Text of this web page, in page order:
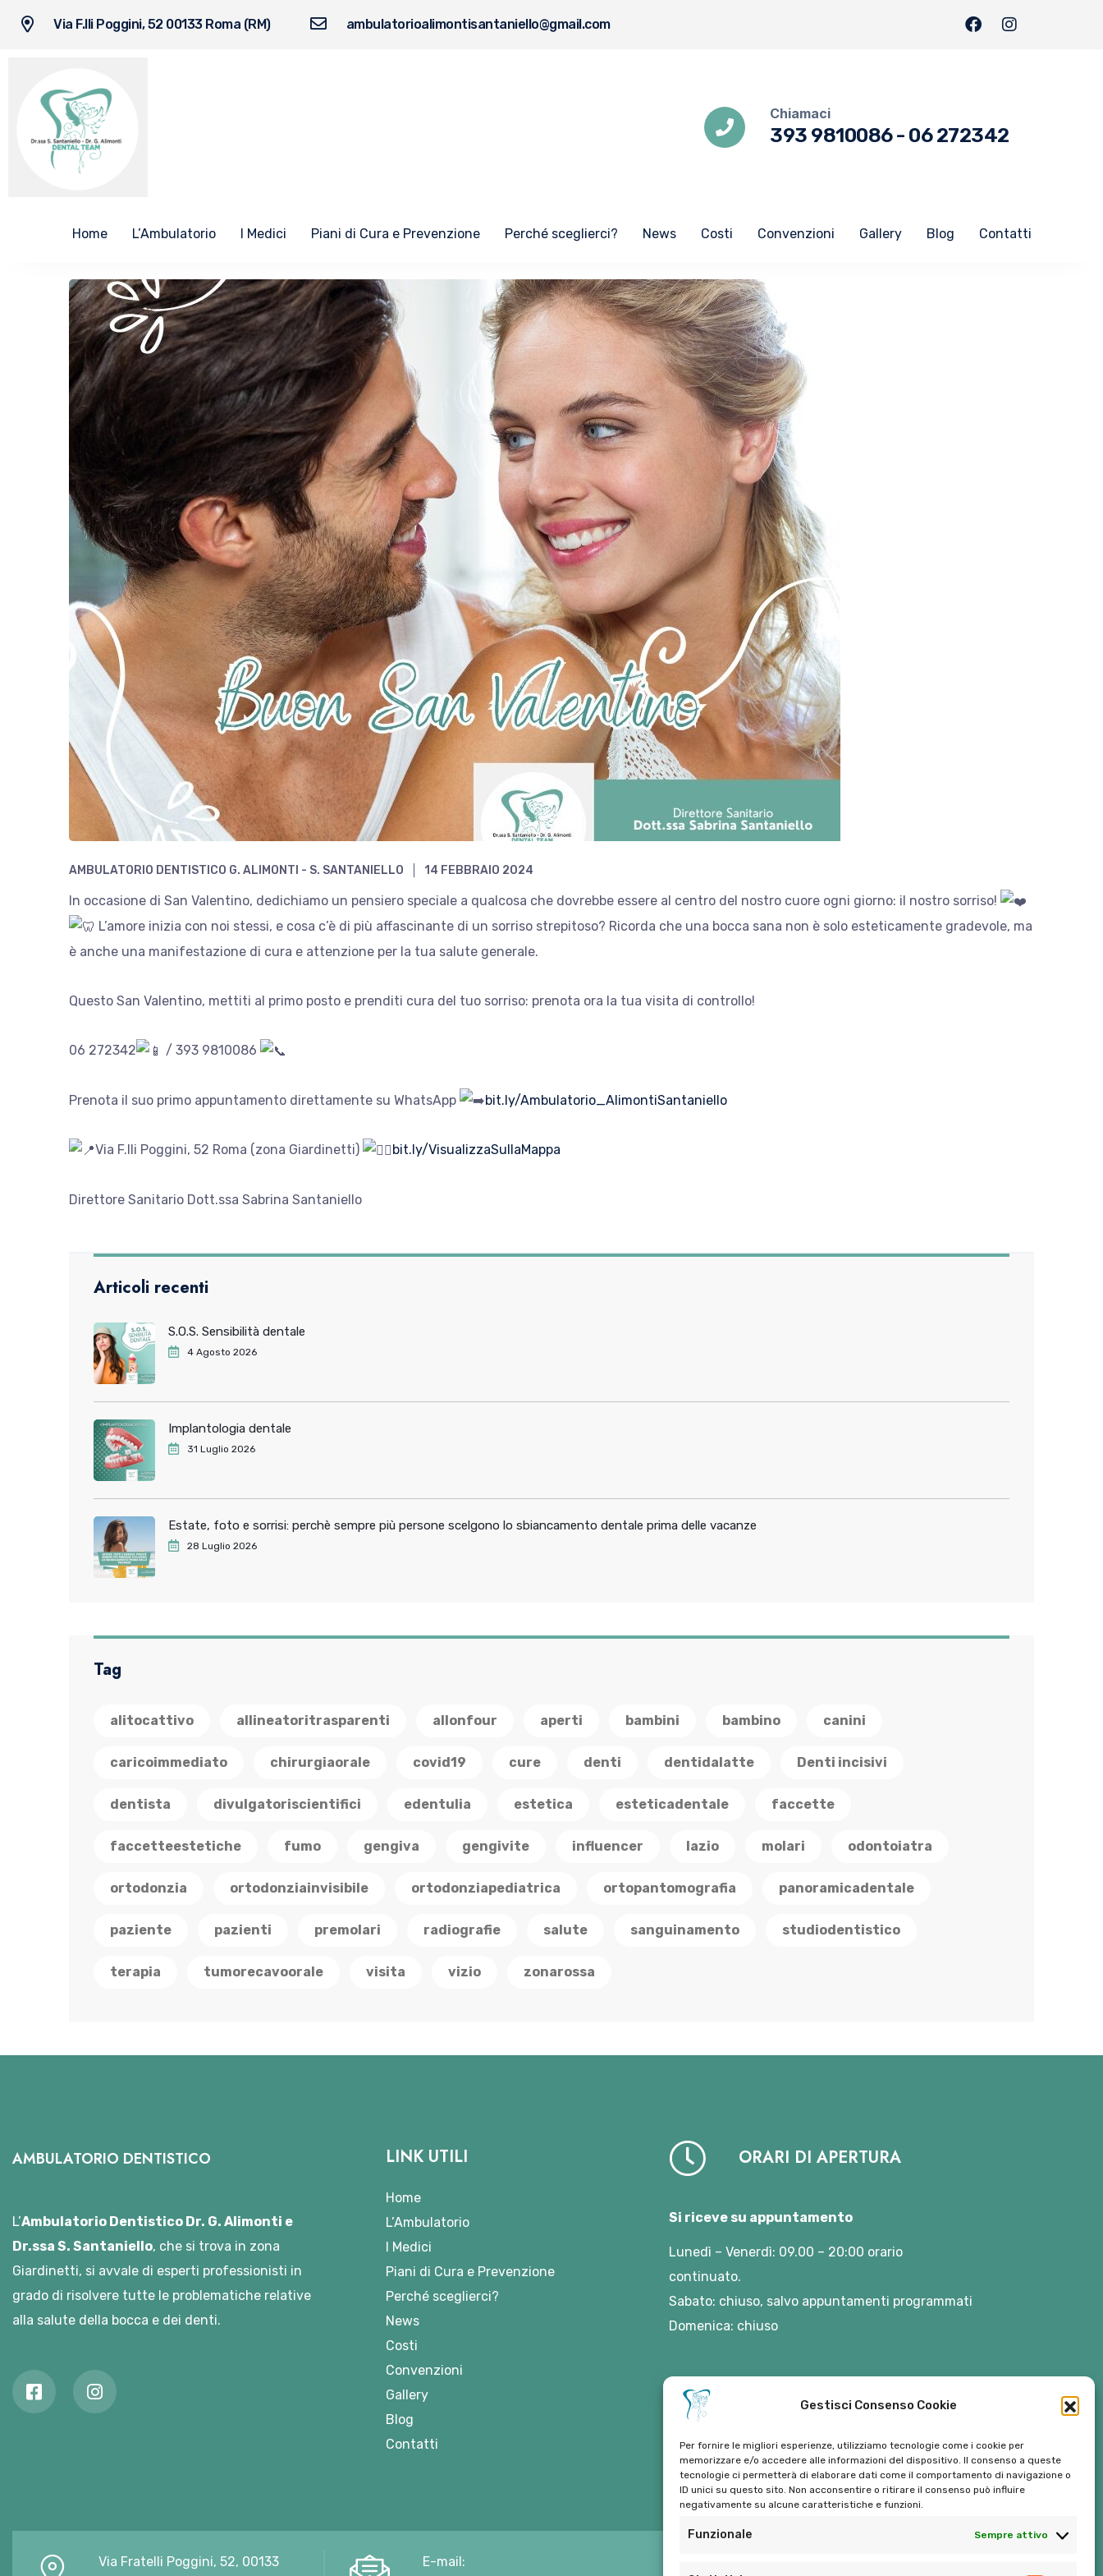
Gestisci Consenso Cookie
Per fornire le migliori esperienze, utilizziamo tecnologie come i cookie per
memorizzare e/o accedere alle informazioni del dispositivo. Il consenso a queste
tecnologie ci permetterà di elaborare dati come il comportamento di navigazione o
ID unici su questo sito. Non acconsentire o ritirare il consenso può influire
negativamente su alcune caratteristiche e funzioni.
Funzionale Sempre attivo
Via F.lli Poggini, 52 00133 Roma (RM) ambulatorioalimontisantaniello@gmail.com
Chiamaci
393 9810086- 06 272342
Home L’Ambulatorio I Medici Piani di Cura e Prevenzione Perché sceglierci? News Costi Convenzioni Gallery Blog Contatti
AMBULATORIO DENTISTICO G. ALIMONTI - S. SANTANIELLO 14 FEBBRAIO 2024
In occasione di San Valentino, dedichiamo un pensiero speciale a qualcosa che dovrebbe essere al centro del nostro cuore ogni giorno: il nostro sorriso!
L’amore inizia con noi stessi, e cosa c’è di più affascinante di un sorriso strepitoso? Ricorda che una bocca sana non è solo esteticamente gradevole, ma
è anche una manifestazione di cura e attenzione per la tua salute generale.
Questo San Valentino, mettiti al primo posto e prenditi cura del tuo sorriso: prenota ora la tua visita di controllo!
06 272342 / 393 9810086
Prenota il suo primo appuntamento direttamente su WhatsApp bit.ly/Ambulatorio_AlimontiSantaniello
Via F.lli Poggini, 52 Roma (zona Giardinetti) bit.ly/VisualizzaSullaMappa
Direttore Sanitario Dott.ssa Sabrina Santaniello
Articoli recenti
S.O.S. Sensibilità dentale
4 Agosto 2026
Implantologia dentale
31 Luglio 2026
Estate, foto e sorrisi: perchè sempre più persone scelgono lo sbiancamento dentale prima delle vacanze
28 Luglio 2026
Tag
alitocattivo allineatoritrasparenti allonfour aperti bambini bambino canini
caricoimmediato chirurgiaorale covid19 cure denti dentidalatte Denti incisivi
dentista divulgatoriscientifici edentulia estetica esteticadentale faccette
faccetteestetiche fumo gengiva gengivite influencer lazio molari odontoiatra
ortodonzia ortodonziainvisibile ortodonziapediatrica ortopantomografia panoramicadentale
paziente pazienti premolari radiografie salute sanguinamento studiodentistico
terapia tumorecavoorale visita vizio zonarossa
AMBULATORIO DENTISTICO
L’Ambulatorio Dentistico Dr. G. Alimonti e
Dr.ssa S. Santaniello, che si trova in zona
Giardinetti, si avvale di esperti professionisti in
grado di risolvere tutte le problematiche relative
alla salute della bocca e dei denti.
LINK UTILI
Home
L’Ambulatorio
I Medici
Piani di Cura e Prevenzione
Perché sceglierci?
News
Costi
Convenzioni
Gallery
Blog
Contatti
ORARI DI APERTURA
Si riceve su appuntamento
Lunedì – Venerdì: 09.00 – 20:00 orario
continuato.
Sabato: chiuso, salvo appuntamenti programmati
Domenica: chiuso
Via Fratelli Poggini, 52, 00133 E-mail: